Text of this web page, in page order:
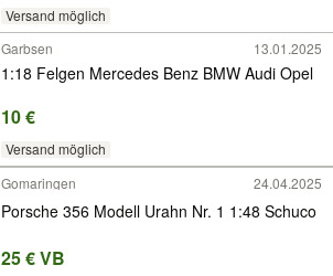
Versand möglich
Garbsen 13.01.2025
1:18 Felgen Mercedes Benz BMW Audi Opel
10 €
Versand möglich
Gomaringen 24.04.2025
Porsche 356 Modell Urahn Nr. 1 1:48 Schuco
25 € VB